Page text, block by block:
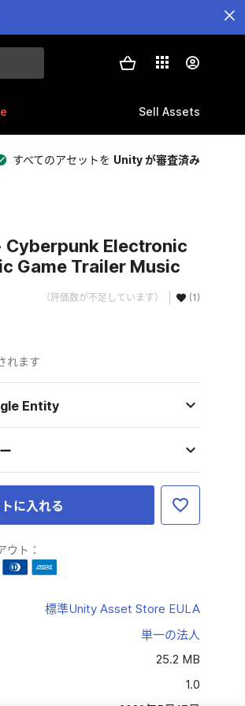
Sell Assets
すべてのアセットを Unity が審査済み
Cyberpunk Electronic
Game Trailer Music
（評価数が不足しています） (1)
れます
Entity
に入れる
ウト：
標準Unity Asset Store EULA
単一の法人
25.2 MB
1.0